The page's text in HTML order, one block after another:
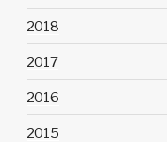
2018
2017
2016
2015